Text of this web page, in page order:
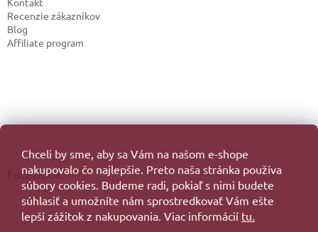
Chceli by sme, aby sa Vám na našom e-shope
nakupovalo čo najlepšie. Preto naša stránka používa
súbory cookies. Budeme radi, pokiaľ s nimi budete
súhlasiť a umožníte nám sprostredkovať Vám ešte
lepší zážitok z nakupovania. Viac informácií tu.
Recenzie zákazníkov
Blog
Affiliate program
Facebook